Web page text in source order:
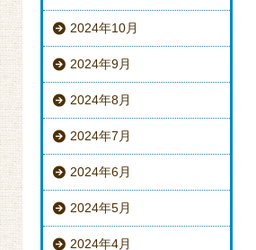
2024年10月
2024年9月
2024年8月
2024年7月
2024年6月
2024年5月
2024年4月